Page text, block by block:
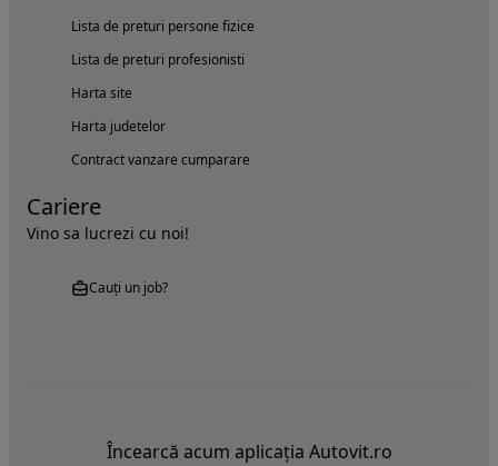
Lista de preturi persone fizice
Lista de preturi profesionisti
Harta site
Harta judetelor
Contract vanzare cumparare
Cariere
Vino sa lucrezi cu noi!
Cauți un job?
Încearcă acum aplicația Autovit.ro